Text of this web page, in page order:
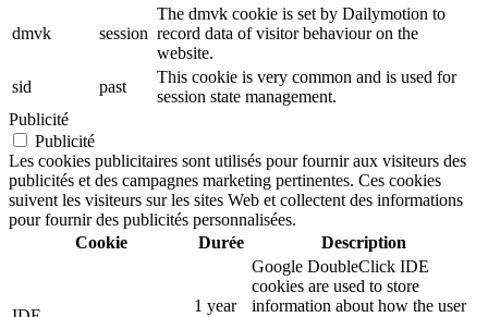
dmvk session
The dmvk cookie is set by Dailymotion to
record data of visitor behaviour on the
website.
sid
past
This cookie is very common and is used for
session state management.
Publicité
Publicité
Les cookies publicitaires sont utilisés pour fournir aux visiteurs des
publicités et des campagnes marketing pertinentes. Ces cookies
suivent les visiteurs sur les sites Web et collectent des informations
pour fournir des publicités personnalisées.
Cookie
Durée Description
1 year
Google DoubleClick IDE
cookies are used to store
information about how the user